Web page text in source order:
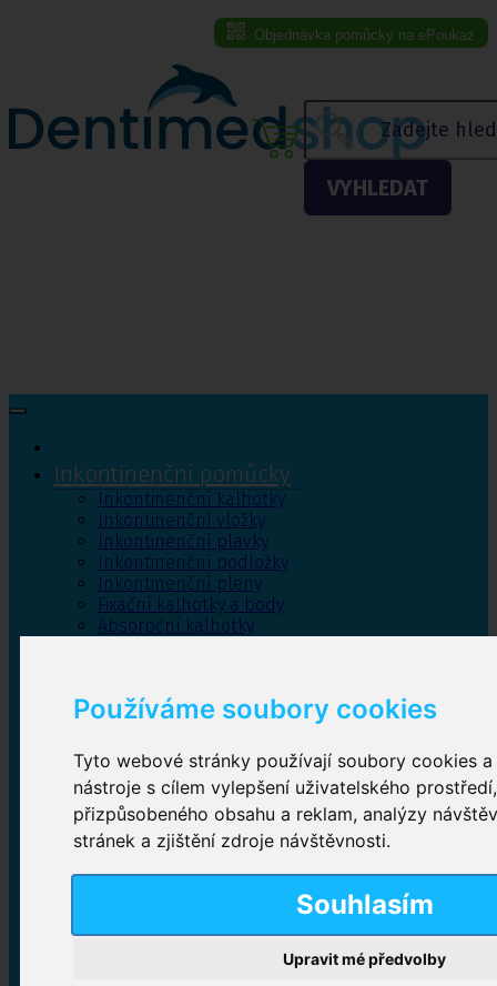
Používáme soubory cookies
Tyto webové stránky používají soubory cookies
nástroje s cílem vylepšení uživatelského
přizpůsobeného obsahu a reklam, analýzy
stránek a zjištění zdroje návštěvnosti.
Souhlasím
Upravit mé předvolby
Objednávka pomůcky na ePoukaz
VYHLEDAT
Inkontinenční pomůcky
Inkontinenční kalhotky
Inkontinenční vložky
Inkontinenční plavky
Inkontinenční podložky
Inkontinenční pleny
Fixační kalhotky a body
Absorpční kalhotky
Inkontinenční kalhotky
Plenkové kalhotky navlékací,Plenkové kalhotky
zalepovací,Inkontinenční kalhotky dámské
Inkontinenční vložky